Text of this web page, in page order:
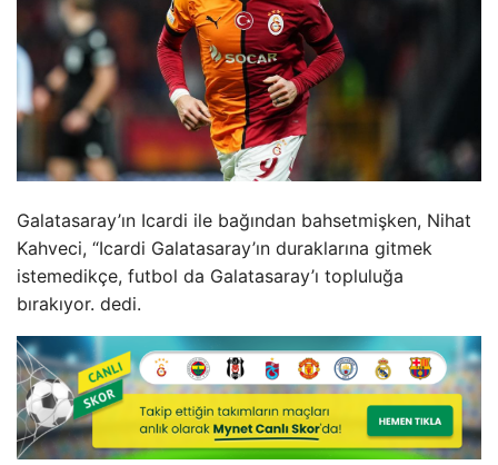
Galatasaray’ın Icardi ile bağından bahsetmişken, Nihat
Kahveci, “Icardi Galatasaray’ın duraklarına gitmek
istemedikçe, futbol da Galatasaray’ı topluluğa
bırakıyor. dedi.